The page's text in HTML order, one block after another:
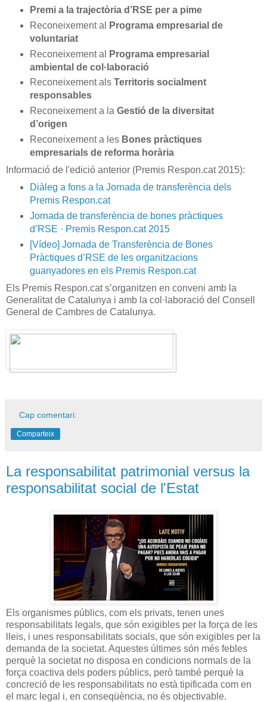
Premi a la trajectòria d’RSE per a pime
Reconeixement al
Programa empresarial de
voluntariat
Reconeixement al
Programa empresarial
ambiental de col·laboració
Reconeixement als Territoris socialment
responsables
Reconeixement a la Gestió de la diversitat
d’origen
Reconeixement a les Bones pràctiques
empresarials de reforma horària
Informació de l'edició anterior (Premis Respon.cat 2015):
Diàleg a fons a la Jornada de transferència dels
Premis Respon.cat
Jornada de transferència de bones pràctiques
d’RSE · Premis Respon.cat 2015
[Vídeo] Jornada de Transferència de Bones
Pràctiques d’RSE de les organitzacions
guanyadores en els Premis Respon.cat
Els Premis Respon.cat s’organitzen en conveni amb la
Generalitat de Catalunya i amb la col·laboració del Consell
General de Cambres de Catalunya.
Cap comentari:
Comparteix
La responsabilitat patrimonial versus la
responsabilitat social de l'Estat
Els organismes públics, com els privats, tenen unes
responsabilitats legals, que són exigibles per la força de les
lleis, i unes responsabilitats socials, que són exigibles per la
demanda de la societat. Aquestes últimes són més febles
perquè la societat no disposa en condicions normals de la
força coactiva dels poders públics, però també perquè la
concreció de les responsabilitats no està tipificada com en
el marc legal i, en conseqüència, no és objectivable.